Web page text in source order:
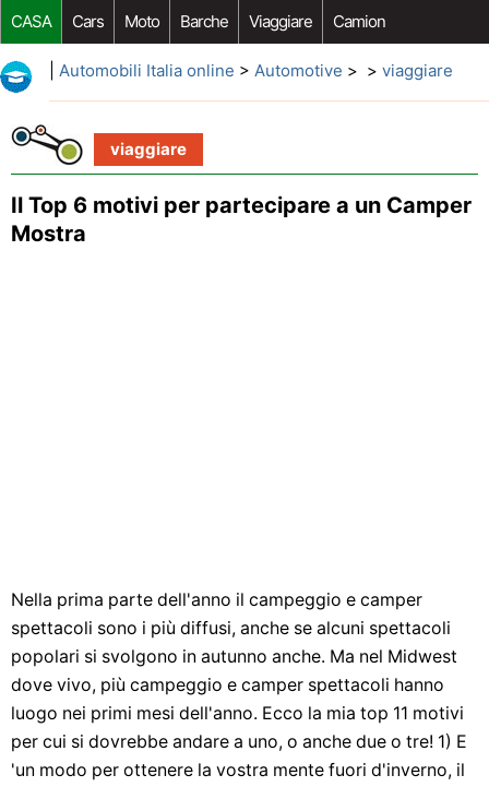
CASA Cars Moto Barche Viaggiare Camion
Riparazione Auto Acquisto Auto Car Opzioni Aftermarket
Automobili Italia online > Automotive > > viaggiare
viaggiare
Il Top 6 motivi per partecipare a un Camper
Mostra
Nella prima parte dell'anno il campeggio e camper
spettacoli sono i più diffusi, anche se alcuni spettacoli
popolari si svolgono in autunno anche. Ma nel Midwest
dove vivo, più campeggio e camper spettacoli hanno
luogo nei primi mesi dell'anno. Ecco la mia top 11 motivi
per cui si dovrebbe andare a uno, o anche due o tre! 1) E
'un modo per ottenere la vostra mente fuori d'inverno, il